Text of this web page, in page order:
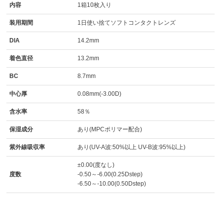
内容 1箱10枚入り
装用期間 1日使い捨てソフトコンタクトレンズ
DIA 14.2mm
着色直径 13.2mm
BC 8.7mm
中心厚 0.08mm(-3.00D)
含水率 58％
保湿成分 あり(MPCポリマー配合)
紫外線吸収率 あり(UV-A波:50%以上 UV-B波:95%以上)
度数
±0.00(度なし)
-0.50～-6.00(0.25Dstep)
-6.50～-10.00(0.50Dstep)